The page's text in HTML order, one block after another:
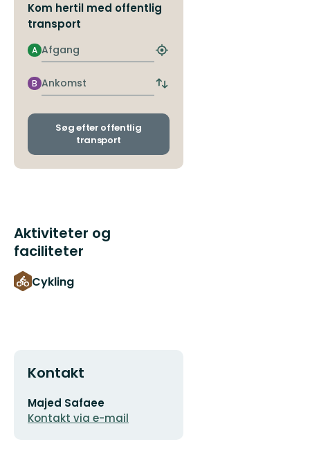
Kom hertil med offentlig
transport
Afgang
A
Find
nærmeste
stoppested
Ankomst
B
Skift
og
Søg efter offentlig
transport
Aktiviteter og
faciliteter
Cykling
Kontakt
E-
mailadresse
Majed Safaee
Kontakt via e-mail